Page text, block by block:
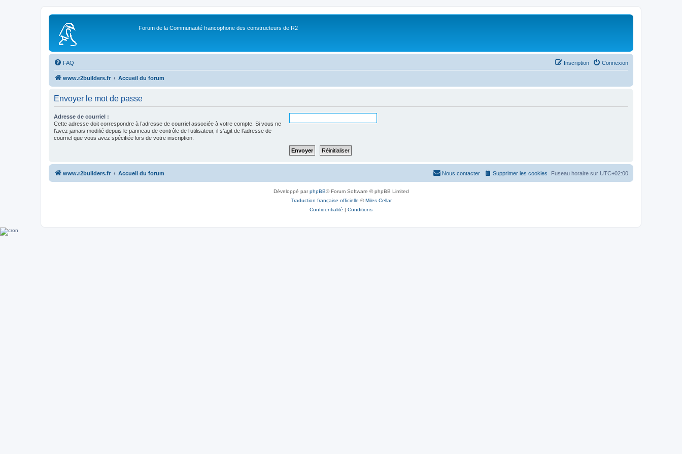
Forum de la Communauté francophone des constructeurs de R2
FAQ Connexion
Inscription
www.r2builders.fr Accueil du forum
Envoyer le mot de passe
Adresse de courriel :
Cette adresse doit correspondre à l’adresse de courriel associée à votre compte. Si vous ne
l’avez jamais modifié depuis le panneau de contrôle de l’utilisateur, il s’agit de l’adresse de
courriel que vous avez spécifiée lors de votre inscription.
www.r2builders.fr Accueil du forum Fuseau horaire sur UTC+02:00
Supprimer les cookies
Nous contacter
Développé parphpBB® Forum Software © phpBB Limited
Traduction française officielle ©Miles Cellar
Confidentialité | Conditions